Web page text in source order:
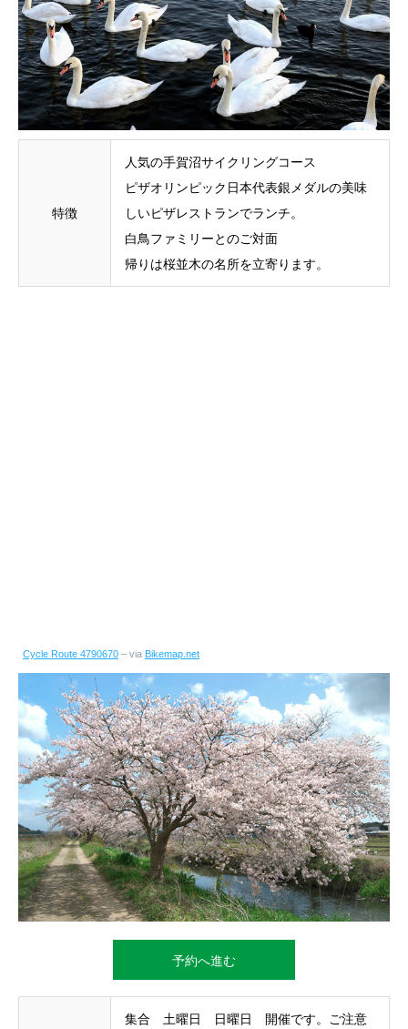
特徴
人気の手賀沼サイクリングコース
ピザオリンピック日本代表銀メダルの美味
しいピザレストランでランチ。
白鳥ファミリーとのご対面
帰りは桜並木の名所を立寄ります。
Cycle Route 4790670 – via Bikemap.net
予約へ進む
集合 土曜日 日曜日 開催です。ご注意